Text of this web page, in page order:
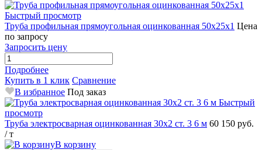
Быстрый просмотр
Труба профильная прямоугольная оцинкованная 50х25х1 Цена
по запросу
Запросить цену
Подробнее
Купить в 1 клик Сравнение
В избранное Под заказ
Быстрый
просмотр
Труба электросварная оцинкованная 30х2 ст. 3 6 м 60 150 руб.
/ т
В корзину